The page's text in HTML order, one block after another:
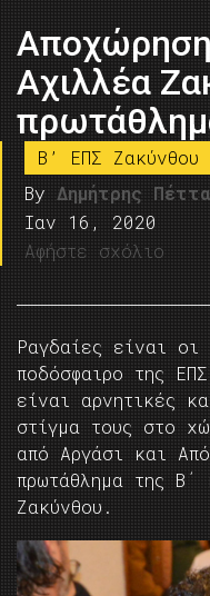
Αχιλλέα
B’ ΕΠΣ Ζακύνθου
By Δημήτρης
Ιαν 16, 2020
Αφήστε σχόλιο
Ραγδαίες είναι οι
ποδόσφαιρο της
είναι αρνητικές
στίγμα τους στο
από Αργάσι και
πρωτάθλημα της Β΄
Ζακύνθου.